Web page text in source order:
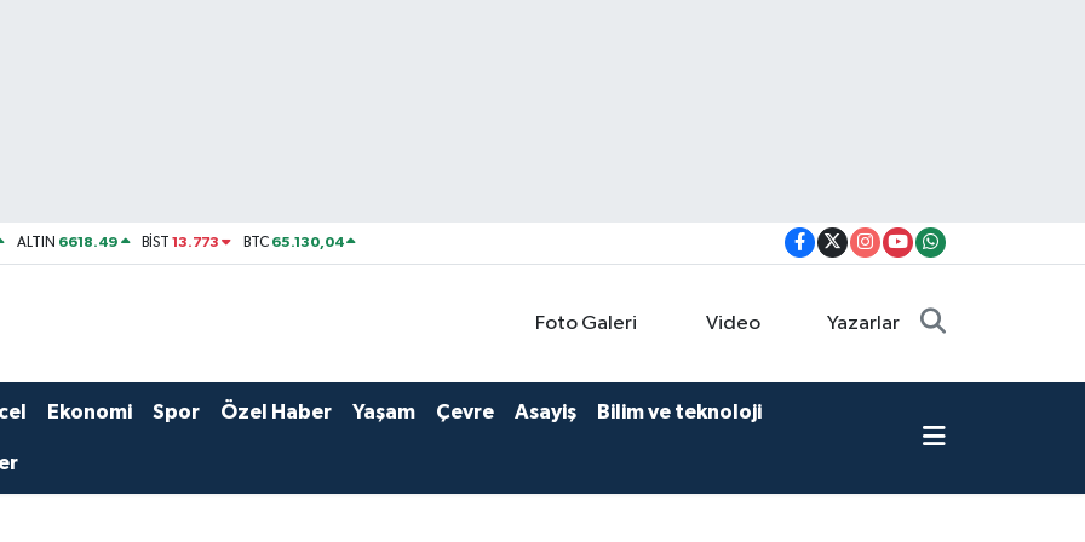
ALTIN 6618.49 BİST13.773 BTC 65.130,04
Foto Galeri Video Yazarlar
Ekonomi Spor Özel Haber Yaşam Çevre Asayiş Bilim ve teknoloji